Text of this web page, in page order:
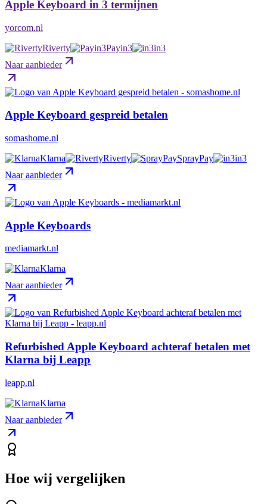
Apple Keyboard in 3 termijnen
yorcom.nl
Riverty
Payin3
in3
Naar aanbieder
Apple Keyboard gespreid betalen
somashome.nl
Klarna
Riverty SprayPay
in3
Naar aanbieder
Apple Keyboards
mediamarkt.nl
Klarna
Naar aanbieder
Refurbished Apple Keyboard achteraf betalen met
Klarna bij Leapp
leapp.nl
Klarna
Naar aanbieder
Hoe wij vergelijken